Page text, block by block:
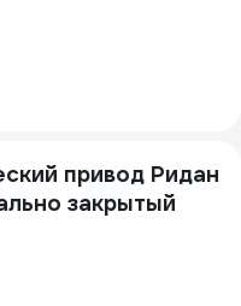
привод Ридан
закрытый